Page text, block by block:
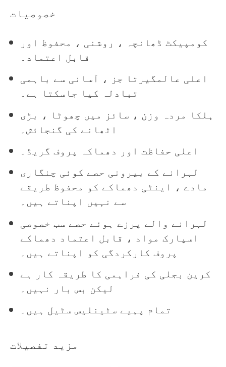
خصوصیات
کومپیکٹ ڈھانچہ ، روشنی ، محفوظ اور
قابل اعتماد۔
اعلی عالمگیرتا جز ، آسانی سے باہمی
تبادلہ کیا جاسکتا ہے۔
ہلکا مردہ وزن ، سائز میں چھوٹا ، بڑی
اٹھانے کی گنجائش۔
اعلی حفاظت اور دھماکہ پروف گریڈ۔
لہرانے کے بیرونی حصے کوئی چنگاری
مادے ، اینٹی دھماکے کو محفوظ طریقے
سے نہیں اپناتے ہیں۔
لہرانے والے پرزے ہوئے حصے سب خصوصی
اسپارک مواد ، قابل اعتماد دھماکے
پروف کارکردگی کو اپناتے ہیں۔
کرین بجلی کی فراہمی کا طریقہ کار ہے
لیکن بس بار نہیں۔
تمام پہیے سٹینلیس سٹیل ہیں۔
مزید تفصیلات